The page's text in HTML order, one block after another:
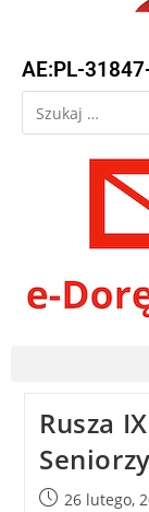
AE:PL-
Rusza
26 lutego,